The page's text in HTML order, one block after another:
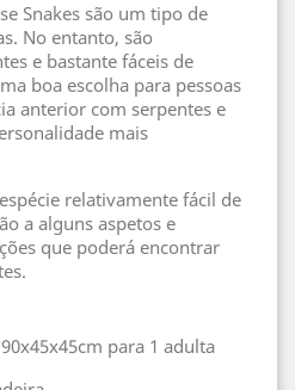
Snakes são um tipo de
No entanto, são
e bastante fáceis de
boa escolha para pessoas
anterior com serpentes e
mais
relativamente fácil de
a alguns aspetos e
que poderá encontrar
para 1 adulta